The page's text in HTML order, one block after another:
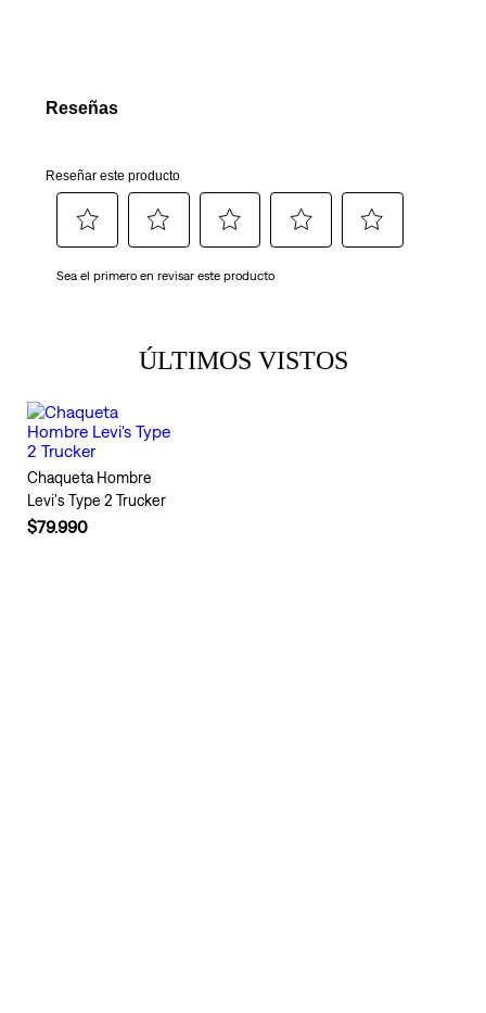
ÚLTIMOS VISTOS
Chaqueta Hombre
Levi's Type 2 Trucker
$79.990